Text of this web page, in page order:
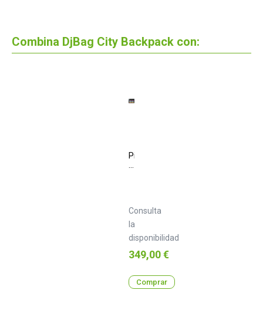
Combina DjBag City Backpack con:
Pioneer
DJ
Consulta
la
disponibilidad
Precio
349,00 €
Comprar